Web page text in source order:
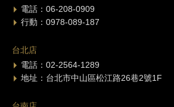
電話：06-208-0909
行動：0978-089-187
台北店
電話：02-2564-1289
地址：台北市中山區松江路26巷2號1F